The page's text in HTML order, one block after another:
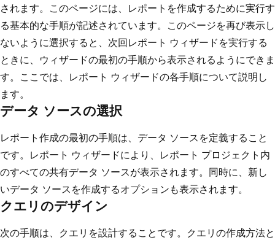
されます。このページには、レポートを作成するために実行す
る基本的な手順が記述されています。このページを再び表示し
ないように選択すると、次回レポート ウィザードを実行する
ときに、ウィザードの最初の手順から表示されるようにできま
す。ここでは、レポート ウィザードの各手順について説明し
ます。
データ ソースの選択
レポート作成の最初の手順は、データ ソースを定義すること
です。レポート ウィザードにより、レポート プロジェクト内
のすべての共有データ ソースが表示されます。同時に、新し
いデータ ソースを作成するオプションも表示されます。
クエリのデザイン
次の手順は、クエリを設計することです。クエリの作成方法と